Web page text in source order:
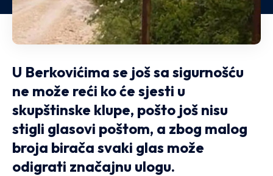
U Berkovićima se još sa sigurnošću
ne može reći ko će sjesti u
skupštinske klupe, pošto još nisu
stigli glasovi poštom, a zbog malog
broja birača svaki glas može
odigrati značajnu ulogu.